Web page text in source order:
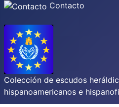
Contacto
Colección de escudos
hispanoamericanos e